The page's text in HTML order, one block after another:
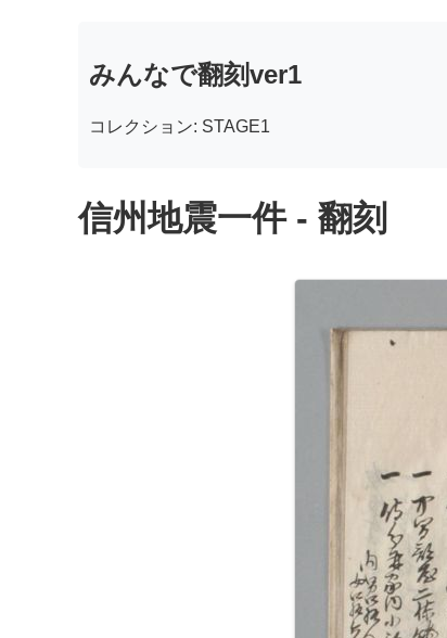
みんなで翻刻ver1
コレクション: STAGE1
信州地震一件 - 翻刻